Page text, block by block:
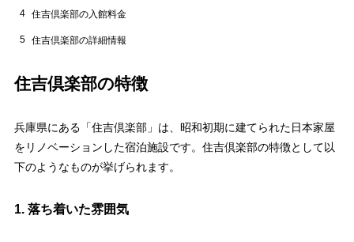
4 住吉倶楽部の入館料金
5 住吉倶楽部の詳細情報
住吉倶楽部の特徴
兵庫県にある「住吉倶楽部」は、昭和初期に建てられた日本家屋
をリノベーションした宿泊施設です。住吉倶楽部の特徴として以
下のようなものが挙げられます。
1. 落ち着いた雰囲気